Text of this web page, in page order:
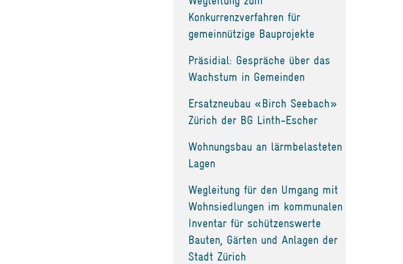
Konkurrenzverfahren für
gemeinnützige Bauprojekte
Präsidial: Gespräche über das
Wachstum in Gemeinden
Ersatzneubau «Birch Seebach»
Zürich der BG Linth-Escher
Wohnungsbau an lärmbelasteten
Lagen
Wegleitung für den Umgang mit
Wohnsiedlungen im kommunalen
Inventar für schützenswerte
Bauten, Gärten und Anlagen der
Stadt Zürich